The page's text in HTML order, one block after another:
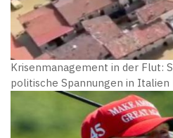
Krisenmanagement in der Flut:
politische Spannungen in Italien